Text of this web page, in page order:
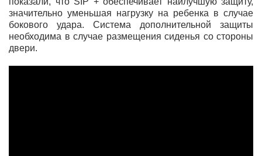
значительно уменьшая нагрузку на ребенка в случае
бокового удара. Система дополнительной защиты
необходима в случае размещения сиденья со стороны
двери.